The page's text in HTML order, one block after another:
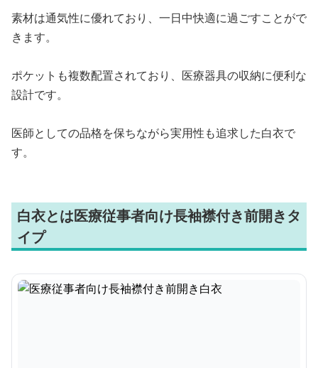
素材は通気性に優れており、一日中快適に過ごすことがで
きます。
ポケットも複数配置されており、医療器具の収納に便利な
設計です。
医師としての品格を保ちながら実用性も追求した白衣で
す。
白衣とは医療従事者向け長袖襟付き前開きタ
イプ